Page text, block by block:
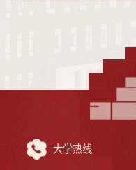
大学热线